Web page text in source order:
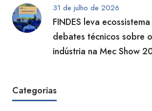
31 de julho de 2026
FINDES leva
debates técnicos sobre
indústria na Mec Show
Categorias